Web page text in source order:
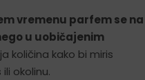
vremenu parfem se na
u uobičajenim
količina kako bi miris
okolinu.